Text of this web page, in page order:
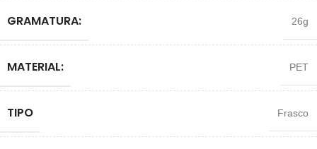
GRAMATURA: 26g
MATERIAL: PET
TIPO Frasco